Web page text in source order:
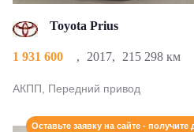
Toyota Prius
1 931 600 , 2017, 215 298 км
АКПП, Передний привод
Оставьте заявку на сайте -